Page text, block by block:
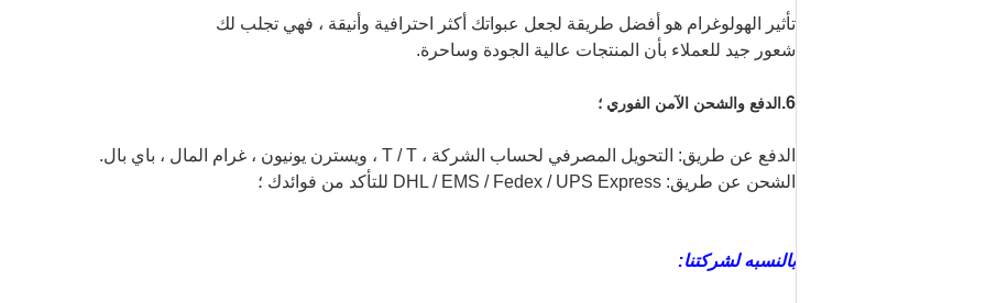
تأثير الهولوغرام هو أفضل طريقة لجعل عبواتك أكثر احترافية وأنيقة ، فهي تجلب لك
شعور جيد للعملاء بأن المنتجات عالية الجودة وساحرة.
6. الدفع والشحن الآمن الفوري ؛
الدفع عن طريق: التحويل المصرفي لحساب الشركة ، T / T ، ويسترن يونيون ، غرام المال ، باي بال.
الشحن عن طريق: DHL / EMS / Fedex / UPS Express للتأكد من فوائدك ؛
بالنسبه لشركتنا: